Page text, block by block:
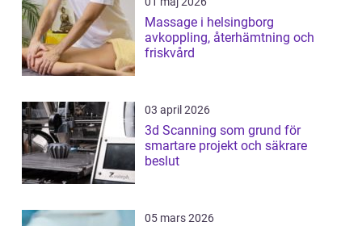
Massage i helsingborg
avkoppling, återhämtning och
friskvård
03 april 2026
3d Scanning som grund för
smartare projekt och säkrare
beslut
05 mars 2026